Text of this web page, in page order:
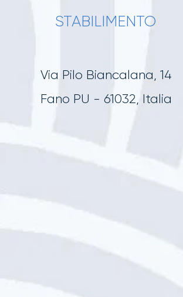
STABILIMENTO
Via Pilo Biancalana, 14
Fano PU - 61032, Italia